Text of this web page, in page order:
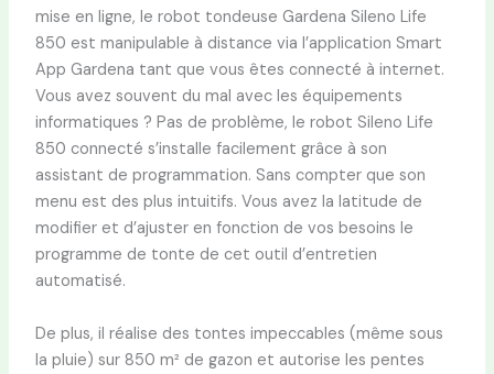
mise en ligne, le robot tondeuse Gardena Sileno Life
850 est manipulable à distance via l’application Smart
App Gardena tant que vous êtes connecté à internet.
Vous avez souvent du mal avec les équipements
informatiques ? Pas de problème, le robot Sileno Life
850 connecté s’installe facilement grâce à son
assistant de programmation. Sans compter que son
menu est des plus intuitifs. Vous avez la latitude de
modifier et d’ajuster en fonction de vos besoins le
programme de tonte de cet outil d’entretien
automatisé.
De plus, il réalise des tontes impeccables (même sous
la pluie) sur 850 m² de gazon et autorise les pentes